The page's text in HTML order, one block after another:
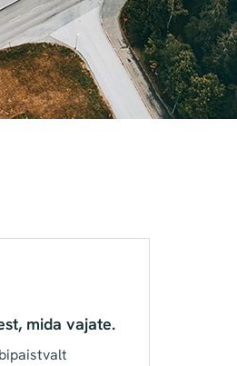
mida vajate.